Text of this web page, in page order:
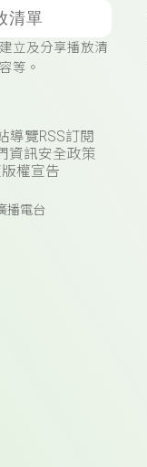
清單
立及分享播放清
等。
導覽RSS訂閱
資訊安全政策
版權宣告
播電台